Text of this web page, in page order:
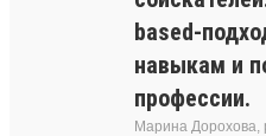
based-
навыкам и
профессии.
Марина Дорохова,